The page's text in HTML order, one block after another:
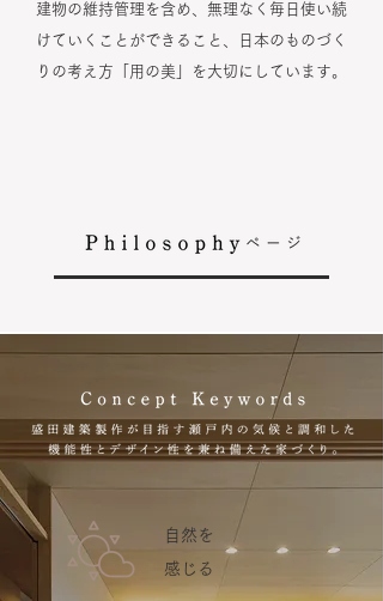
建物の維持管理を含め、無理なく毎日使い続
けていくことができること、日本のものづく
りの考え方「用の美」を大切にしています。
自然を
感じる